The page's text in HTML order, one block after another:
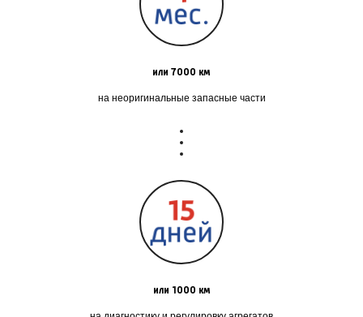
или 7000 км
на неоригинальные запасные части
или 1000 км